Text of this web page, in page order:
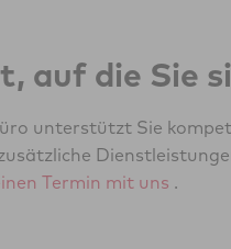
auf die Sie
unterstützt Sie
Termin mit uns .